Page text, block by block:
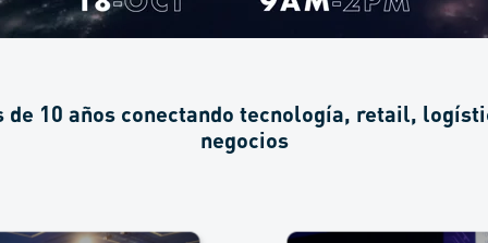
de 10 años conectando tecnología, retail,
negocios